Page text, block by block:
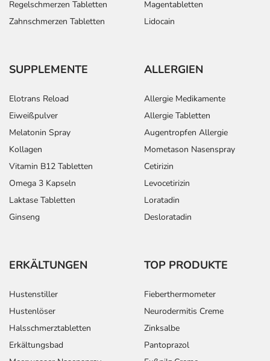
Regelschmerzen Tabletten
Zahnschmerzen Tabletten
Magentabletten
Lidocain
SUPPLEMENTE
Elotrans Reload
Eiweißpulver
Melatonin Spray
Kollagen
Vitamin B12 Tabletten
Omega 3 Kapseln
Laktase Tabletten
Ginseng
ALLERGIEN
Allergie Medikamente
Allergie Tabletten
Augentropfen Allergie
Mometason Nasenspray
Cetirizin
Levocetirizin
Loratadin
Desloratadin
ERKÄLTUNGEN
Hustenstiller
Hustenlöser
Halsschmerztabletten
Erkältungsbad
TOP PRODUKTE
Fieberthermometer
Neurodermitis Creme
Zinksalbe
Pantoprazol